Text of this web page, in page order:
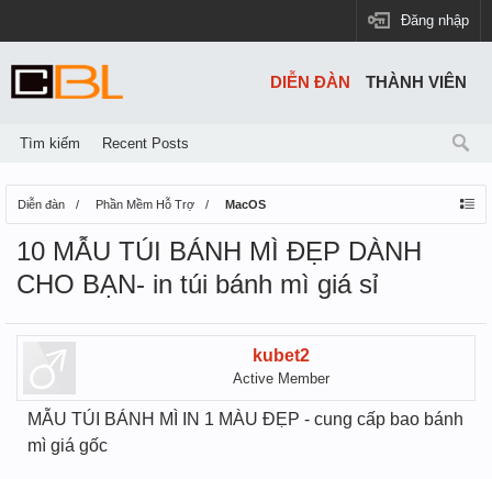
Đăng nhập
Diễn đàn Phần Mềm Hỗ Trợ MacOS
10 MẪU TÚI BÁNH MÌ ĐẸP DÀNH
CHO BẠN- in túi bánh mì giá sỉ
kubet2
Active Member
MẪU TÚI BÁNH MÌ IN 1 MÀU ĐẸP - cung cấp bao bánh
mì giá gốc
DIỄN ĐÀN
Tìm kiếm Recent Posts
THÀNH VIÊN